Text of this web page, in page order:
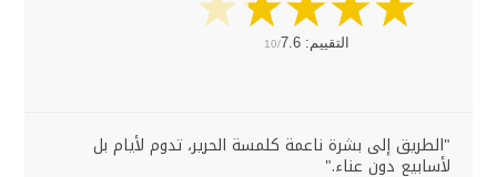
التقييم: 10/7.6
"الطريق إلى بشرة ناعمة كلمسة الحرير، تدوم لأيام بل
لأسابيع دون عناء."